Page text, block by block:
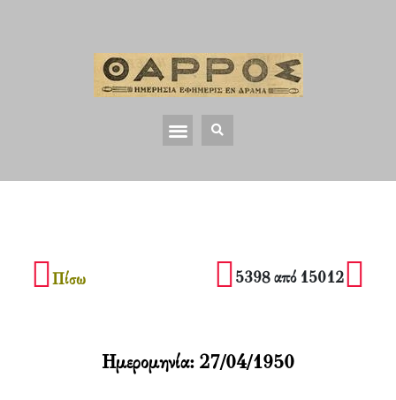
Πίσω 5398 από 15012
Ημερομηνία: 27/04/1950